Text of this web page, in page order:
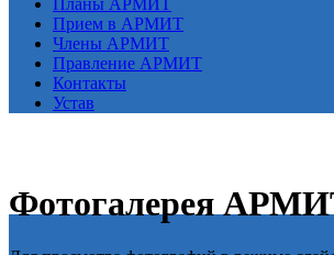
Планы АРМИТ
Прием в АРМИТ
Члены АРМИТ
Правление АРМИТ
Контакты
Устав
Фотогалерея